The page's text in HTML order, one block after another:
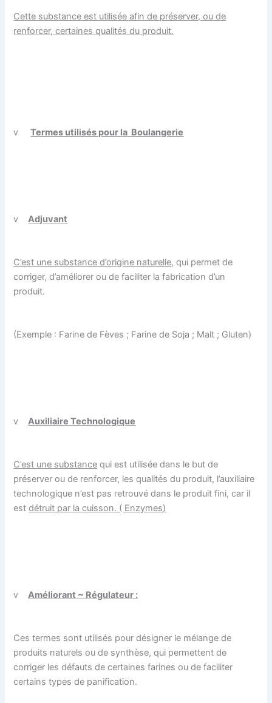
Cette substance est utilisée afin de préserver, ou de
renforcer, certaines qualités du produit.
v Termes utilisés pour la Boulangerie
v Adjuvant
C’est une substance d’origine naturelle, qui permet de
corriger, d’améliorer ou de faciliter la fabrication d’un
produit.
(Exemple : Farine de Fèves ; Farine de Soja ; Malt ; Gluten)
v Auxiliaire Technologique
C’est une substance qui est utilisée dans le but de
préserver ou de renforcer, les qualités du produit, l’auxiliaire
technologique n’est pas retrouvé dans le produit fini, car il
estdétruit par la cuisson. ( Enzymes)
v Améliorant ~ Régulateur :
Ces termes sont utilisés pour désigner le mélange de
produits naturels ou de synthèse, qui permettent de
corriger les défauts de certaines farines ou de faciliter
certains types de panification.